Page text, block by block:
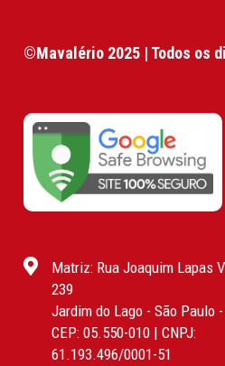
©Mavalério 2025 | Todos os
Matriz: Rua Joaquim Lapas
239
Jardim do Lago - São Paulo
CEP: 05.550-010 | CNPJ:
61.193.496/0001-51